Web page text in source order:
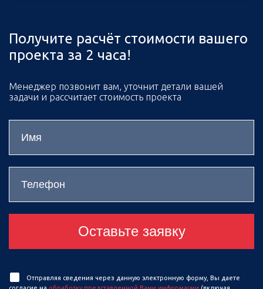
Получите расчёт стоимости вашего
проекта за 2 часа!
Менеджер позвонит вам, уточнит детали вашей
задачи и рассчитает стоимость проекта
Оставьте заявку
Отправляя сведения через данную электронную форму, Вы даете